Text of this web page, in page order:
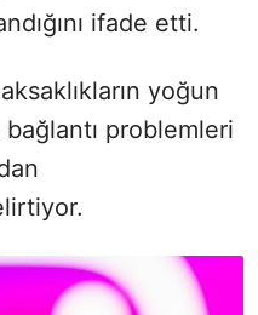
ifade etti.
yoğun
problemleri